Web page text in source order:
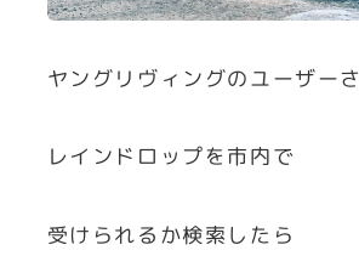
ヤングリヴィングのユーザー
レインドロップを市内で
受けられるか検索したら